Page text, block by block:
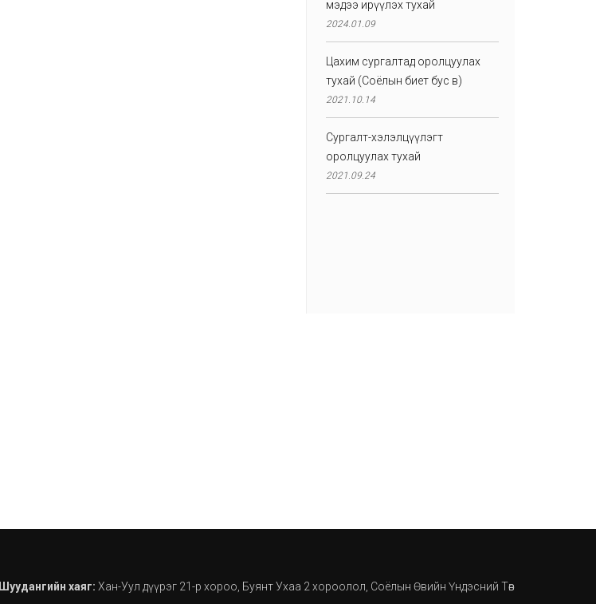
мэдээ ирүүлэх тухай
2024.01.09
Цахим сургалтад оролцуулах
тухай (Соёлын биет бус өв)
2021.10.14
Сургалт-хэлэлцүүлэгт
оролцуулах тухай
2021.09.24
Шуудангийн хаяг: Хан-Уул дүүрэг 21-р хороо, Буянт Ухаа 2 хороолол, Соёлын Өвийн Үндэсний Төв